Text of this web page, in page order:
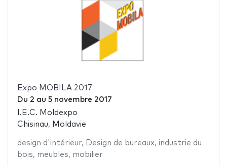
Expo MOBILA 2017
Du 2 au 5 novembre 2017
I.E.C. Moldexpo
Chisinau, Moldavie
design d'intérieur, Design de bureaux, industrie du
bois, meubles, mobilier